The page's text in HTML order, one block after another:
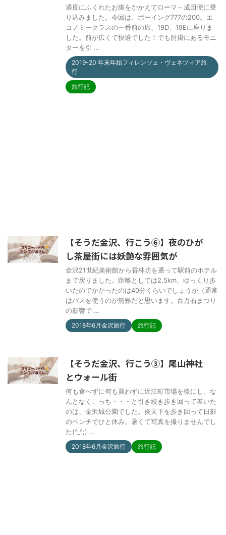
適度にふくれたお腹をかかえてローマ～成田便に乗
り込みました。今回は、ボーイング777の200。エ
コノミークラスの一番前の席、19D、19Eに座りま
した。前が広くて快適でした！でも肘掛にあるモニ
ターを引 ...
2019-20 年末年始フィレンツェ・ヴェネツィア旅
行
旅行記
【そうだ金沢、行こう⑥】夜のひが
し茶屋街には妖艶な雰囲気が
金沢21世紀美術館から香林坊を通って駅前のホテル
まで戻りました。距離としては2.5km、ゆっくり歩
いたのでかかったのは40分くらいでしょうか（通常
はバスを使うのが無難だと思います。百万石まつり
の影響で ...
2018年6月金沢旅行 旅行記
【そうだ金沢、行こう③】尾山神社
とウォール街
何も食べずに何も買わずに近江町市場を後にし、な
んとなくこっち・・・と引き続き歩き回って着いた
のは、金沢城公園でした。炎天下を歩き回って日影
のベンチでひと休み。暑くて写真を撮りませんでし
た(^_^;) ...
2018年6月金沢旅行 旅行記